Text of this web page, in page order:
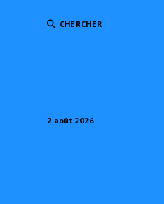
CHERCHER
2 août 2026